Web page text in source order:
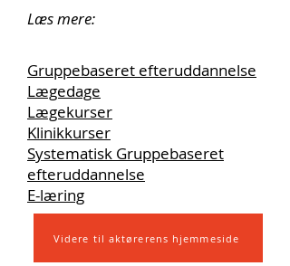
Læs mere:
Gruppebaseret efteruddannelse
Lægedage
Lægekurser
Klinikkurser
Systematisk Gruppebaseret
efteruddannelse
E-læring
Videre til aktørerens hjemmeside